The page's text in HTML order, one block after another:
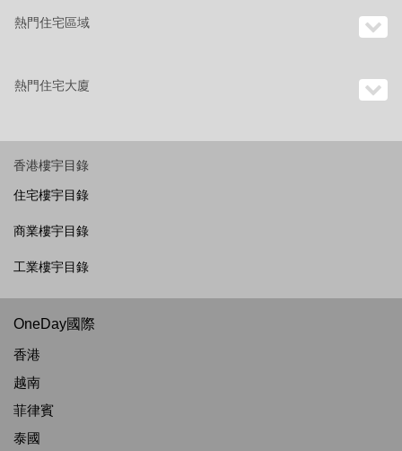
熱門住宅區域
熱門住宅大廈
香港樓宇目錄
住宅樓宇目錄
商業樓宇目錄
工業樓宇目錄
OneDay國際
香港
越南
菲律賓
泰國